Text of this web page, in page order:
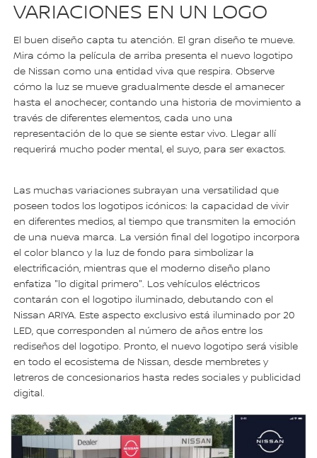
VARIACIONES EN UN LOGO
El buen diseño capta tu atención. El gran diseño te mueve.
Mira cómo la película de arriba presenta el nuevo logotipo
de Nissan como una entidad viva que respira. Observe
cómo la luz se mueve gradualmente desde el amanecer
hasta el anochecer, contando una historia de movimiento a
través de diferentes elementos, cada uno una
representación de lo que se siente estar vivo. Llegar allí
requerirá mucho poder mental, el suyo, para ser exactos.
Las muchas variaciones subrayan una versatilidad que
poseen todos los logotipos icónicos: la capacidad de vivir
en diferentes medios, al tiempo que transmiten la emoción
de una nueva marca. La versión final del logotipo incorpora
el color blanco y la luz de fondo para simbolizar la
electrificación, mientras que el moderno diseño plano
enfatiza "lo digital primero". Los vehículos eléctricos
contarán con el logotipo iluminado, debutando con el
Nissan ARIYA. Este aspecto exclusivo está iluminado por 20
LED, que corresponden al número de años entre los
rediseños del logotipo. Pronto, el nuevo logotipo será visible
en todo el ecosistema de Nissan, desde membretes y
letreros de concesionarios hasta redes sociales y publicidad
digital.